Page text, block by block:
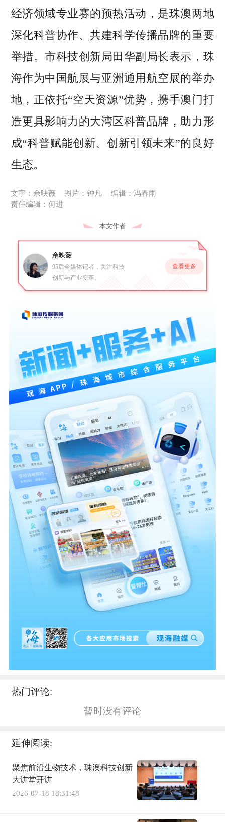
经济领域专业赛的预热活动，是珠澳两地
深化科普协作、共建科学传播品牌的重要
举措。市科技创新局田华副局长表示，珠
海作为中国航展与亚洲通用航空展的举办
地，正依托“空天资源”优势，携手澳门打
造更具影响力的大湾区科普品牌，助力形
成“科普赋能创新、创新引领未来”的良好
生态。
文字：佘映薇 图片：钟凡
编辑：冯春雨
责任编辑：何进
本文作者
佘映薇
95后全媒体记者，关注科技
创新与产业变革。
查看更多
热门评论:
暂时没有评论
延伸阅读:
聚焦前沿生物技术，珠澳科技创新
大讲堂开讲
2026-07-18 18:31:48